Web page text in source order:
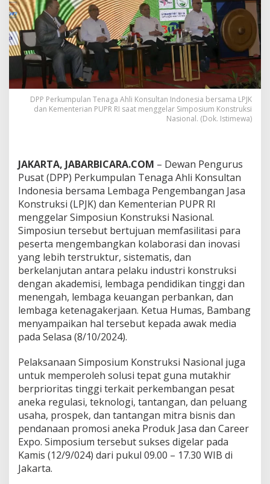
e
n
a
g
a
l
i
K
l
t
a
n
I
n
d
o
n
e
s
a
b
e
r
s
m
a
L
P
J
K
d
n
K
DPP Perkumpulan Tenaga Ahli Konsultan Indonesia bersama LPJK
dan Kementerian PUPR RI saat menggelar Simposium Konstruksi
Nasional. (Dok. Istimewa)
JAKARTA, JABARBICARA.COM – Dewan Pengurus
Pusat (DPP) Perkumpulan Tenaga Ahli Konsultan
Indonesia bersama Lembaga Pengembangan Jasa
Konstruksi (LPJK) dan Kementerian PUPR RI
menggelar Simposiun Konstruksi Nasional.
Simposiun tersebut bertujuan memfasilitasi para
peserta mengembangkan kolaborasi dan inovasi
yang lebih terstruktur, sistematis, dan
berkelanjutan antara pelaku industri konstruksi
dengan akademisi, lembaga pendidikan tinggi dan
menengah, lembaga keuangan perbankan, dan
lembaga ketenagakerjaan. Ketua Humas, Bambang
menyampaikan hal tersebut kepada awak media
pada Selasa (8/10/2024).
Pelaksanaan Simposium Konstruksi Nasional juga
untuk memperoleh solusi tepat guna mutakhir
berprioritas tinggi terkait perkembangan pesat
aneka regulasi, teknologi, tantangan, dan peluang
usaha, prospek, dan tantangan mitra bisnis dan
pendanaan promosi aneka Produk Jasa dan Career
Expo. Simposium tersebut sukses digelar pada
Kamis (12/9/024) dari pukul 09.00 – 17.30 WIB di
Jakarta.